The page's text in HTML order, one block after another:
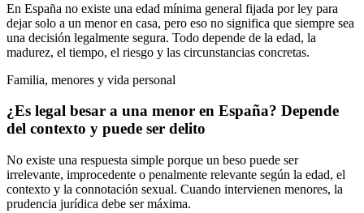
En España no existe una edad mínima general fijada por ley para
dejar solo a un menor en casa, pero eso no significa que siempre sea
una decisión legalmente segura. Todo depende de la edad, la
madurez, el tiempo, el riesgo y las circunstancias concretas.
Familia, menores y vida personal
¿Es legal besar a una menor en España? Depende
del contexto y puede ser delito
No existe una respuesta simple porque un beso puede ser
irrelevante, improcedente o penalmente relevante según la edad, el
contexto y la connotación sexual. Cuando intervienen menores, la
prudencia jurídica debe ser máxima.